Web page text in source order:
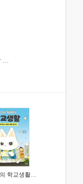
Inner Excellence: Train Your Mind for Extraordinary Performance and the Best Possible Life
고양이 제제의 학교생활 1 : 초등학생이 이렇게 힘들 줄이야